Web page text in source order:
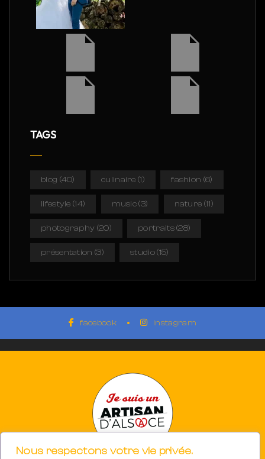
Nous respectons votre vie privée.
TAGS
blog (40) culinaire (1) fashion (6)
lifestyle (14) music(3) nature (11)
photography (20) portraits(28)
présentation (3) studio(15)
facebook instagram